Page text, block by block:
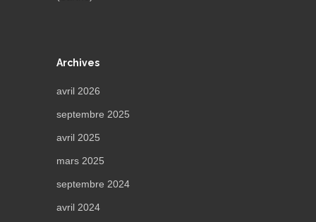
Archives
avril 2026
septembre 2025
avril 2025
mars 2025
septembre 2024
avril 2024